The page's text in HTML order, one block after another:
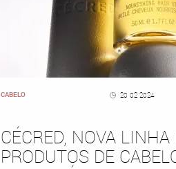
CABELO 20 02 2024
CÉCRED, NOVA LINHA
PRODUTOS DE